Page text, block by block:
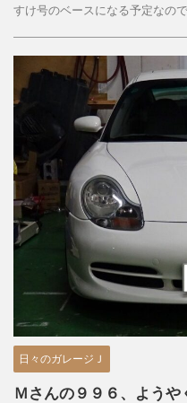
すけ号のベースになる予定なの
日々のガレージＪ
Ｍさんの９９６、ようや